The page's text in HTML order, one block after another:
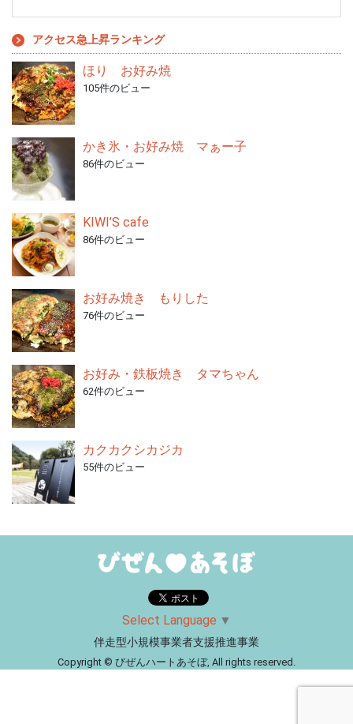
アクセス急上昇ランキング
ほり お好み焼
105件のビュー
かき氷・お好み焼 マぁー子
86件のビュー
KIWI’S cafe
86件のビュー
お好み焼き もりした
76件のビュー
お好み・鉄板焼き タマちゃん
62件のビュー
カクカクシカジカ
55件のビュー
Select Language ▼
伴走型小規模事業者支援推進事業
Copyright © びぜんハートあそぼ, All rights reserved.